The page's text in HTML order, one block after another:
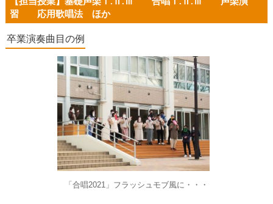
習 応用歌唱法 ほか
卒業演奏曲目の例
「合唱2021」フラッシュモブ風に・・・